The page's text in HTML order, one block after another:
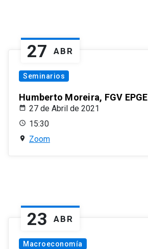
27 ABR
Seminarios
Humberto Moreira, FGV EPGE
27 de Abril de 2021
15:30
Zoom
23 ABR
Macroeconomía